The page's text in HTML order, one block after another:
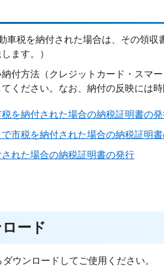
車税を納付された場合は、その領
ます。）
付方法（クレジットカード・スマ
ください。なお、納付の反映には時
を納付された場合の納税証明書の
市税を納付された場合の納税証明
れた場合の納税証明書の発行
ード
ウンロードしてご使用ください。